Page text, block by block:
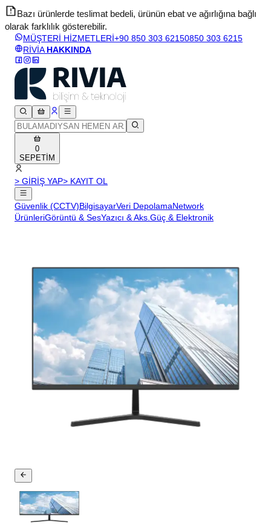
Bazı ürünlerde teslimat bedeli, ürünün ebat ve ağırlığına bağlı
olarak farklılık gösterebilir.
MÜŞTERİ HİZMETLERİ+90 850 303 62150850 303 6215
RİVİA HAKKINDA
0
SEPETİM
> GİRİŞ YAP> KAYIT OL
Güvenlik (CCTV)BilgisayarVeri DepolamaNetwork
ÜrünleriGörüntü & SesYazıcı & Aks.Güç & Elektronik